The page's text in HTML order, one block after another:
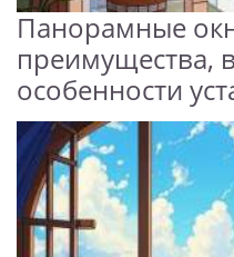
Панорамные
преимущества,
особенности